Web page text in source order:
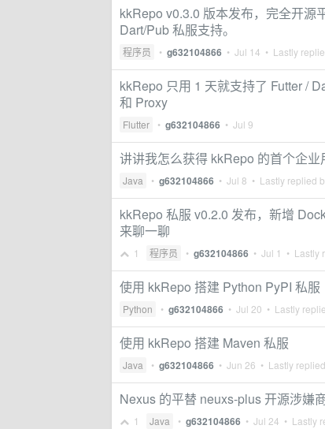
kkRepo v0.3.0 版本发布，完全开源
Dart/Pub 私服支持。
程序员 • g632104866 • Jul 14 • Lastly
kkRepo 只用 1 天就支持了 Futter /
和 Proxy
Flutter • g632104866 • Jul 9
讲讲我怎么获得 kkRepo 的首个企
Java • g632104866 • Jul 8 • Lastly replied
kkRepo 私服 v0.2.0 发布，新增
来聊一聊
1 程序员 • g632104866 • Jul 1 • Lastly
使用 kkRepo 搭建 Python PyPI 私服
Python • g632104866 • Jul 20 • Lastly
使用 kkRepo 搭建 Maven 私服
Java • g632104866 • Jun 26 • Lastly
Nexus 的平替 neuxs-plus 开源涉嫌
1 Java • g632104866 • Jul 24 • Lastly